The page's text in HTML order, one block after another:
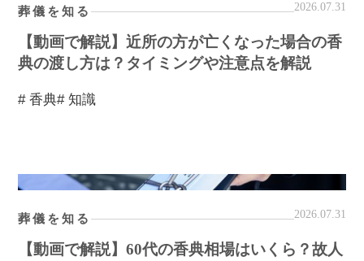
葬儀を知る 2026.07.31
【動画で解説】近所の方が亡くなった場合の香
典の渡し方は？タイミングや注意点を解説
# 香典# 知識
葬儀を知る 2026.07.31
【動画で解説】60代の香典相場はいくら？故人